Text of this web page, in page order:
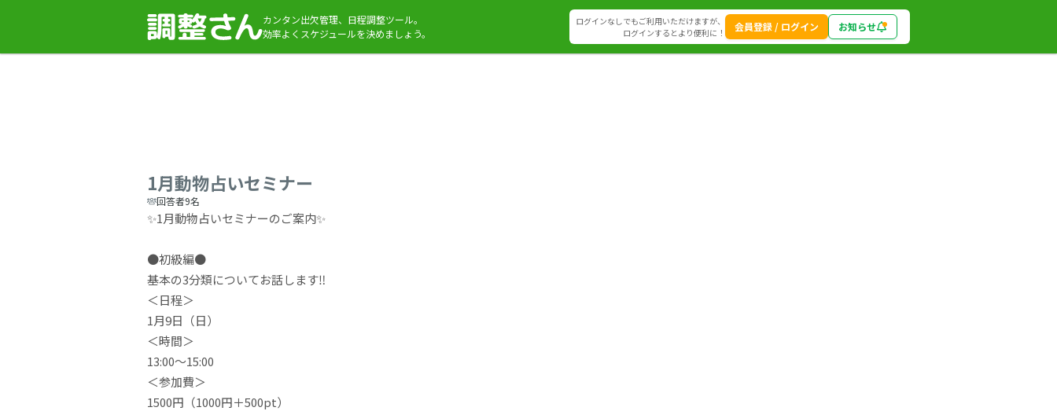
カンタン出欠管理、日程調整ツール。
効率よくスケジュールを決めましょう。
ログインなしでもご利用いただけますが、
ログインするとより便利に！
会員登録 / ログイン お知らせ
1月動物占いセミナー
回答者9名
✨1月動物占いセミナーのご案内✨
●初級編●
基本の3分類についてお話します‼️
＜日程＞
1月9日（日）
＜時間＞
13:00〜15:00
＜参加費＞
1500円（1000円＋500pt）